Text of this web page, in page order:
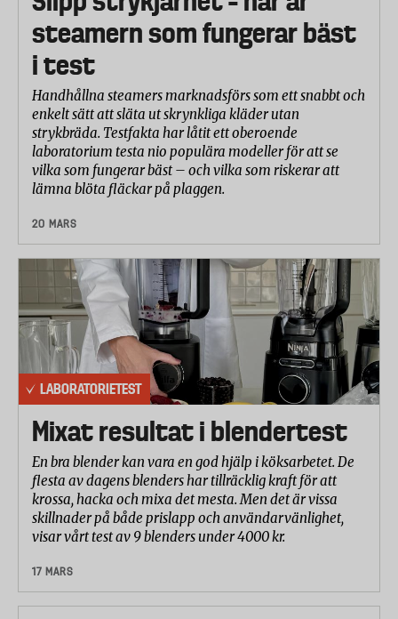
steamern som fungerar bäst
i test
Handhållna steamers marknadsförs som ett snabbt och
enkelt sätt att släta ut skrynkliga kläder utan
strykbräda. Testfakta har låtit ett oberoende
laboratorium testa nio populära modeller för att se
vilka som fungerar bäst – och vilka som riskerar att
lämna blöta fläckar på plaggen.
20 MARS
LABORATORIETEST
Mixat resultat i blendertest
En bra blender kan vara en god hjälp i köksarbetet. De
flesta av dagens blenders har tillräcklig kraft för att
krossa, hacka och mixa det mesta. Men det är vissa
skillnader på både prislapp och användarvänlighet,
visar vårt test av 9 blenders under 4000 kr.
17 MARS